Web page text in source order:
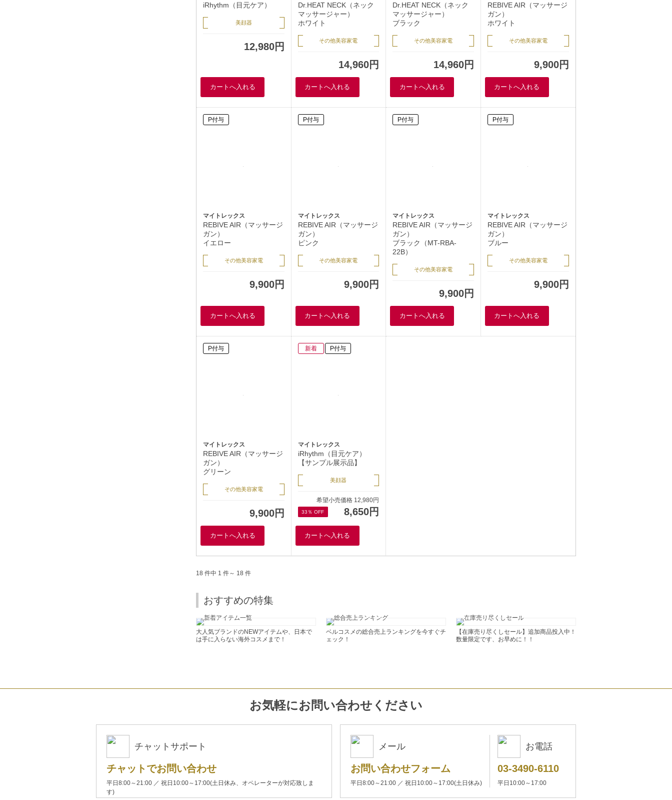
iRhythm（目元ケア）
美顔器
12,980円
Dr.HEAT NECK（ネック
マッサージャー）
ホワイト
その他美容家電
14,960円
Dr.HEAT NECK（ネック
マッサージャー）
ブラック
その他美容家電
14,960円
REBIVE AIR（マッサージ
ガン）
ホワイト
その他美容家電
9,900円
P付与
マイトレックス
REBIVE AIR（マッサージ
ガン）
イエロー
その他美容家電
9,900円
P付与
マイトレックス
REBIVE AIR（マッサージ
ガン）
ピンク
その他美容家電
9,900円
P付与
マイトレックス
REBIVE AIR（マッサージ
ガン）
ブラック（MT-RBA-
22B）
その他美容家電
9,900円
P付与
マイトレックス
REBIVE AIR（マッサージ
ガン）
ブルー
その他美容家電
9,900円
P付与
マイトレックス
REBIVE AIR（マッサージ
ガン）
グリーン
その他美容家電
9,900円
新着 P付与
マイトレックス
iRhythm（目元ケア）
【サンプル展示品】
美顔器
希望小売価格 12,980円
33％ OFF 8,650円
18 件中 1 件～ 18 件
おすすめの特集
大人気ブランドのNEWアイテムや、日本で
は手に入らない海外コスメまで！
ベルコスメの総合売上ランキングを今すぐチ
ェック！
【在庫売り尽くしセール】追加商品投入中！
数量限定です、お早めに！！
お気軽にお問い合わせください
チャットサポート
チャットでお問い合わせ
平日8:00～21:00 ／ 祝日10:00～17:00(土日休み、オペレーターが対応致しま
す)
メール
お問い合わせフォーム
平日8:00～21:00 ／ 祝日10:00～17:00(土日休み)
お電話
03-3490-6110
平日10:00～17:00